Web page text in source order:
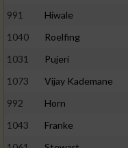
991
Hiwale
1040
Roelfing
1031
Pujeri
1073
Vijay Kademane
992
Horn
1043
Franke